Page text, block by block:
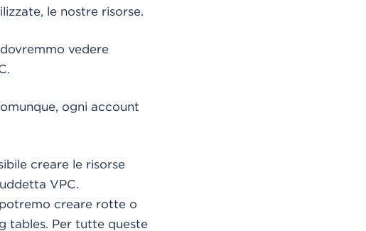
le nostre risorse.
vedere
ogni account
creare le risorse
VPC.
potremo creare rotte o
tables. Per tutte queste